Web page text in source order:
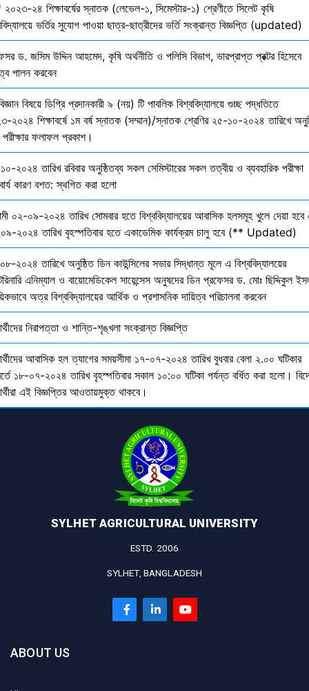
২৪ শিক্ষাবর্ষের স্নাতক (লেভেল-১, সিমেস্টার-১) শ্রেণীতে সিলেট কৃষি
ভর্তির সুযোগ পাওয়া ছাত্র-ছাত্রীদের ভর্তি সংক্রান্ত বিজ্ঞপ্তি (updated)
ড. জসিম উদ্দিন আহমেদ, কৃষি অর্থনীতি ও পলিসি বিভাগ, ভারপ্রাপ্ত প্রক্টর হিসেবে
পালন করবেন
বিষয়ে ডিগ্রি প্রদানকারী ৯ (নয়) টি পাবলিক বিশ্ববিদ্যালয়ে গুচ্ছ পদ্ধতিতে
২০২৪ শিক্ষাবর্ষে ১ম বর্ষ স্নাতক (সম্মান)/স্নাতক শ্রেণির ২৫-১০-২০২৪ তারিখে
পরীক্ষার ফলাফল প্রকাশ।
২০২৪ তারিখ রবিবার অনুষ্ঠিতব্য সকল সেমিস্টারের সকল তত্বীয় ও ব্যবহারিক পরীক্ষা
কারণ বশত: স্থগিত করা হলো
০২-০৯-২০২৪ তারিখ সোমবার হতে বিশ্ববিদ্যালয়ের আবাসিক হলসমূহ খুলে দেয়া হবে
২০২৪ তারিখ বৃহস্পতিবার হতে একাডেমিক কার্যক্রম চালু হবে (** Updated)
২০২৪ তারিখে অনুষ্ঠিত ডিন কাউন্সিলের সভার সিদ্ধান্ত মূলে এ বিশ্ববিদ্যালয়ের
এনিম্যাল ও বায়োমেডিকেল সায়েন্সেস অনুষদের ডিন প্রফেসর ড. মোঃ ছিদ্দিকুল
অত্র বিশ্ববিদ্যালয়ের আর্থিক ও প্রশাসনিক দায়িত্ব পরিচালনা করবেন
নিরাপত্তা ও শান্তি-শৃঙ্খলা সংক্রান্ত বিজ্ঞপ্তি
আবাসিক হল ত্যাগের সময়সীমা ১৭-০৭-২০২৪ তারিখ বুধবার বেলা ২.০০ ঘটিকার
১৮-০৭-২০২৪ তারিখ বৃহস্পতিবার সকাল ১০:০০ ঘটিকা পর্যন্ত বর্ধিত করা হলো।
এই বিজ্ঞপ্তির আওতায়মুক্ত থাকবে।
SYLHET AGRICULTURAL UNIVERSITY
ESTD. 2006
SYLHET, BANGLADESH
ABOUT US